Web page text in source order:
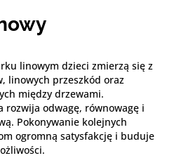
linowym dzieci zmierzą się z
linowych przeszkód oraz
między drzewami.
rozwija odwagę, równowagę i
Pokonywanie kolejnych
ogromną satysfakcję i buduje